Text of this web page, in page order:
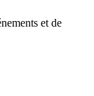
et de